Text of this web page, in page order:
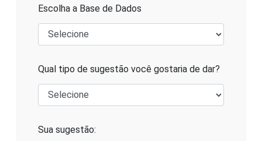
Escolha a Base de Dados
Qual tipo de sugestão você gostaria de dar?
Sua sugestão: